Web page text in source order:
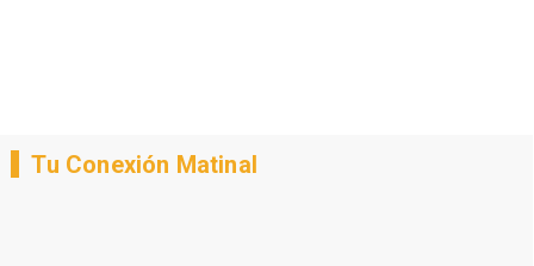
Tu Conexión Matinal